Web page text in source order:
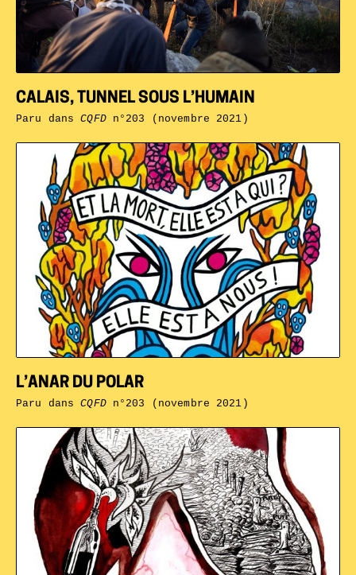
L’ANAR DU POLAR
Paru dansCQFDn°203 (novembre 2021)
CALAIS, TUNNEL SOUS L’HUMAIN
Paru dansCQFDn°203 (novembre 2021)